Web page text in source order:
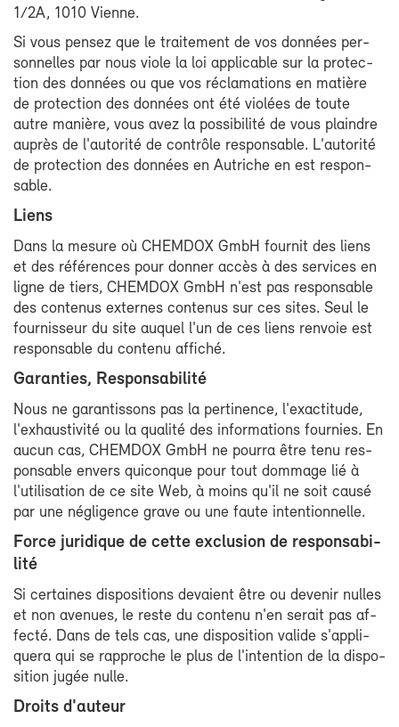
1/2A, 1010 Vienne.
Si vous pen­sez que le trai­te­ment de vos don­nées per­
son­nelles par nous viole la loi ap­pli­cable sur la pro­tec­
tion des don­nées ou que vos ré­cla­ma­tions en ma­tière
de pro­tec­tion des don­nées ont été vio­lées de toute
autre ma­nière, vous avez la pos­si­bi­li­té de vous plaindre
au­près de l'au­to­ri­té de contrôle res­pon­sable. L'au­to­ri­té
de pro­tec­tion des don­nées en Au­triche en est res­pon­
sable.
Liens
Dans la me­sure où CHEM­DOX GmbH four­nit des liens
et des ré­fé­rences pour don­ner ac­cès à des ser­vices en
ligne de tiers, CHEM­DOX GmbH n'est pas res­pon­sable
des conte­nus ex­ternes conte­nus sur ces sites. Seul le
four­nis­seur du site au­quel l'un de ces liens ren­voie est
res­pon­sable du conte­nu af­fi­ché.
Ga­ran­ties, Res­pon­sa­bi­li­té
Nous ne ga­ran­tis­sons pas la per­ti­nence, l'exac­ti­tude,
l'ex­haus­ti­vi­té ou la qua­li­té des in­for­ma­tions four­nies. En
au­cun cas, CHEM­DOX GmbH ne pour­ra être te­nu res­
pon­sable en­vers qui­conque pour tout dom­mage lié à
l'uti­li­sa­tion de ce site Web, à moins qu'il ne soit cau­sé
par une né­gli­gence grave ou une faute in­ten­tion­nelle.
Force ju­ri­dique de cette ex­clu­sion de res­pon­sa­bi­
li­té
Si cer­taines dis­po­si­tions de­vaient être ou de­ve­nir nulles
et non ave­nues, le reste du conte­nu n'en se­rait pas af­
fec­té. Dans de tels cas, une dis­po­si­tion va­lide s'ap­pli­
que­ra qui se rap­proche le plus de l'in­ten­tion de la dis­po­
si­tion ju­gée nulle.
Droits d'au­teur